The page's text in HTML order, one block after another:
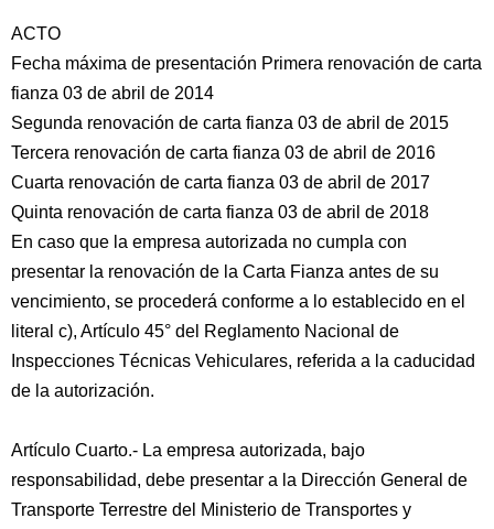
ACTO
Fecha máxima de presentación Primera renovación de carta
fianza 03 de abril de 2014
Segunda renovación de carta fianza 03 de abril de 2015
Tercera renovación de carta fianza 03 de abril de 2016
Cuarta renovación de carta fianza 03 de abril de 2017
Quinta renovación de carta fianza 03 de abril de 2018
En caso que la empresa autorizada no cumpla con
presentar la renovación de la Carta Fianza antes de su
vencimiento, se procederá conforme a lo establecido en el
literal c), Artículo 45° del Reglamento Nacional de
Inspecciones Técnicas Vehiculares, referida a la caducidad
de la autorización.
Artículo Cuarto.- La empresa autorizada, bajo
responsabilidad, debe presentar a la Dirección General de
Transporte Terrestre del Ministerio de Transportes y